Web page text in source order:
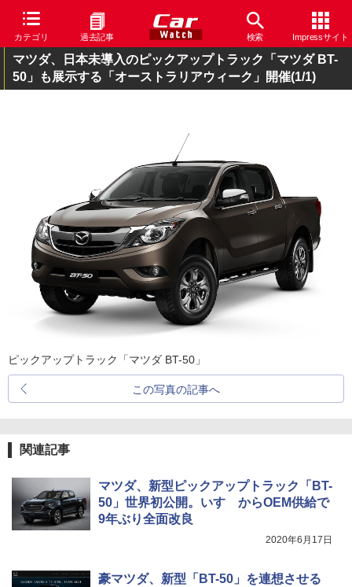
カテゴリ 過去記事 検索 Impressサイト
マツダ、日本未導入のピックアップトラック「マツダ BT-
50」も展示する「オーストラリアウィーク」開催(1/1)
ピックアップトラック「マツダ BT-50」
この写真の記事へ
関連記事
マツダ、新型ピックアップトラック「BT-
50」世界初公開。いすゞからOEM供給で
9年ぶり全面改良
2020年6月17日
豪マツダ、新型「BT-50」を連想させる